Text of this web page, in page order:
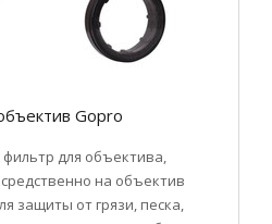
Gopro
для объектива,
на объектив
защиты от грязи, песка,